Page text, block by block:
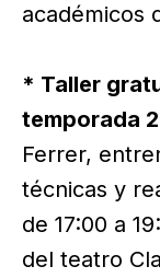
académicos
* Taller
temporada
Ferrer,
técnicas y
de 17:00 a
del teatro